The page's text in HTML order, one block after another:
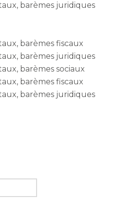
barèmes juridiques
barèmes fiscaux
barèmes juridiques
barèmes sociaux
barèmes fiscaux
barèmes juridiques